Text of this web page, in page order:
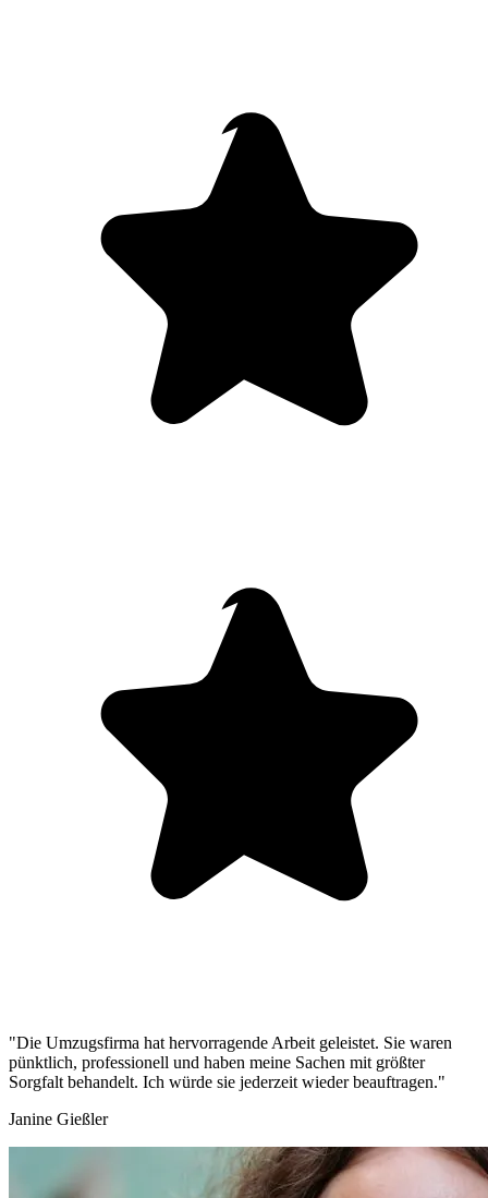
"Die Umzugsfirma hat hervorragende Arbeit geleistet. Sie waren
pünktlich, professionell und haben meine Sachen mit größter
Sorgfalt behandelt. Ich würde sie jederzeit wieder beauftragen."
Janine Gießler